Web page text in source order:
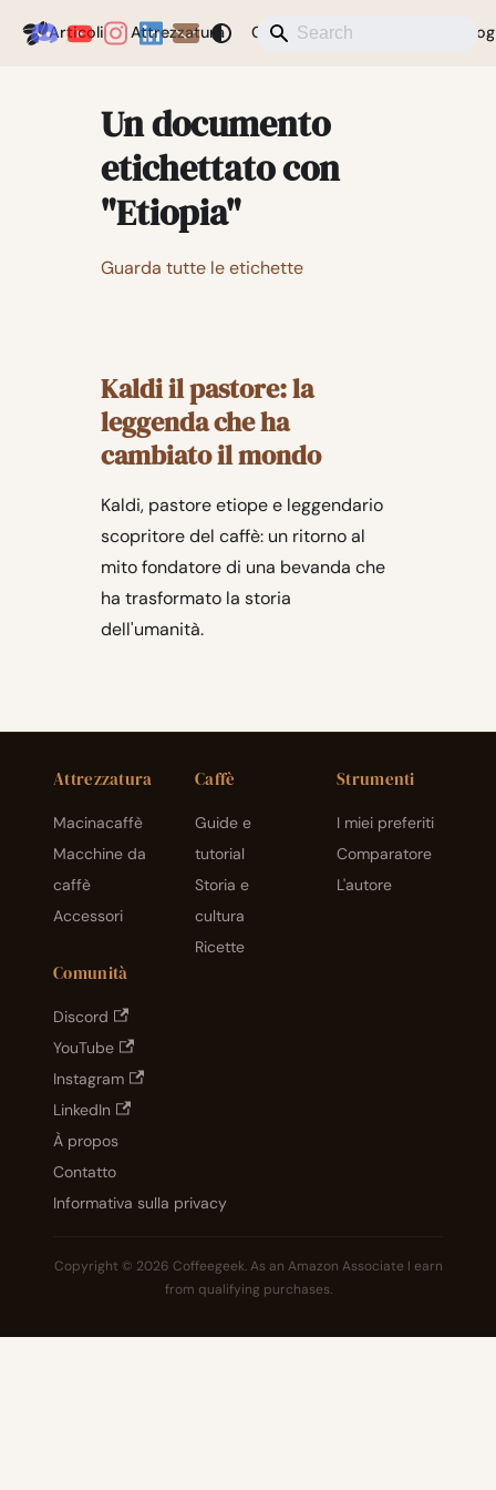
Coffeegeek
Articoli Attrezzatura Caffè Notizie Blog
Un documento
etichettato con
"Etiopia"
Guarda tutte le etichette
Kaldi il pastore: la
leggenda che ha
cambiato il mondo
Kaldi, pastore etiope e leggendario
scopritore del caffè: un ritorno al
mito fondatore di una bevanda che
ha trasformato la storia
dell'umanità.
Attrezzatura
Macinacaffè
Macchine da
caffè
Accessori
Caffè
Guide e
tutorial
Storia e
cultura
Ricette
Strumenti
I miei preferiti
Comparatore
L'autore
Comunità
Discord
YouTube
Instagram
LinkedIn
À propos
Contatto
Informativa sulla privacy
Copyright © 2026 Coffeegeek. As an Amazon Associate I earn
from qualifying purchases.